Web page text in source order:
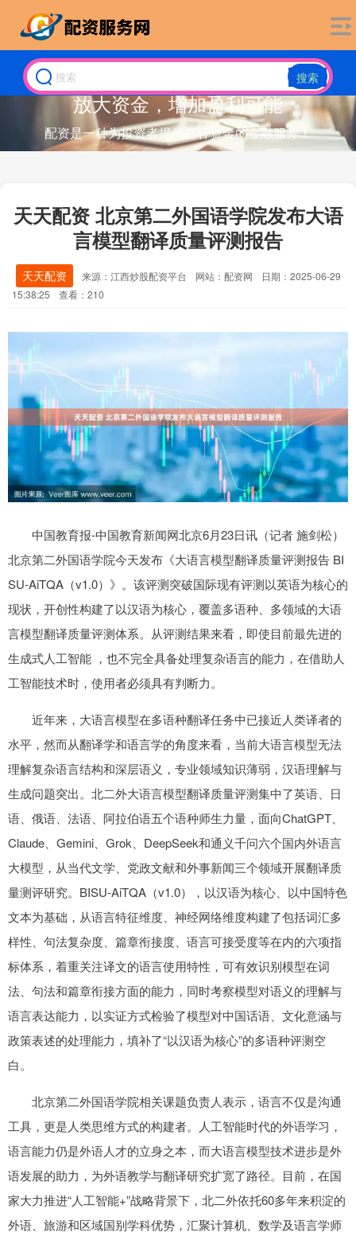
搜索
放大资金，增加盈利可能
配资是一种为投资者提供杠杆资金的金融服务！
天天配资 北京第二外国语学院发布大语
言模型翻译质量评测报告
天天配资 来源：江西炒股配资平台 网站：配资网
日期：2025-06-29
15:38:25
查看：210
中国教育报-中国教育新闻网北京6月23日讯（记者 施剑松）
北京第二外国语学院今天发布《大语言模型翻译质量评测报告 BI
SU-AiTQA（v1.0）》。该评测突破国际现有评测以英语为核心的
现状，开创性构建了以汉语为核心，覆盖多语种、多领域的大语
言模型翻译质量评测体系。从评测结果来看，即使目前最先进的
生成式人工智能 ，也不完全具备处理复杂语言的能力，在借助人
工智能技术时，使用者必须具有判断力。
近年来，大语言模型在多语种翻译任务中已接近人类译者的
水平，然而从翻译学和语言学的角度来看，当前大语言模型无法
理解复杂语言结构和深层语义，专业领域知识薄弱，汉语理解与
生成问题突出。北二外大语言模型翻译质量评测集中了英语、日
语、俄语、法语、阿拉伯语五个语种师生力量，面向ChatGPT、
Claude、Gemini、Grok、DeepSeek和通义千问六个国内外语言
大模型，从当代文学、党政文献和外事新闻三个领域开展翻译质
量测评研究。BISU-AiTQA（v1.0），以汉语为核心、以中国特色
文本为基础，从语言特征维度、神经网络维度构建了包括词汇多
样性、句法复杂度、篇章衔接度、语言可接受度等在内的六项指
标体系，着重关注译文的语言使用特性，可有效识别模型在词
法、句法和篇章衔接方面的能力，同时考察模型对语义的理解与
语言表达能力，以实证方式检验了模型对中国话语、文化意涵与
政策表述的处理能力，填补了“以汉语为核心”的多语种评测空
白。
北京第二外国语学院相关课题负责人表示，语言不仅是沟通
工具，更是人类思维方式的构建者。人工智能时代的外语学习，
语言能力仍是外语人才的立身之本，而大语言模型技术进步是外
语发展的助力，为外语教学与翻译研究扩宽了路径。目前，在国
家大力推进“人工智能+”战略背景下，北二外依托60多年来积淀的
外语、旅游和区域国别学科优势，汇聚计算机、数学及语言学师